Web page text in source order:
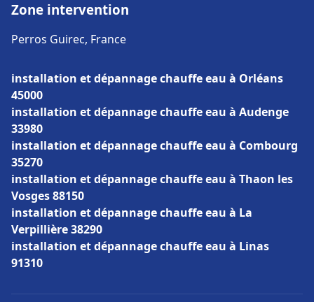
Zone intervention
Perros Guirec, France
installation et dépannage chauffe eau à Orléans
45000
installation et dépannage chauffe eau à Audenge
33980
installation et dépannage chauffe eau à Combourg
35270
installation et dépannage chauffe eau à Thaon les
Vosges 88150
installation et dépannage chauffe eau à La
Verpillière 38290
installation et dépannage chauffe eau à Linas
91310